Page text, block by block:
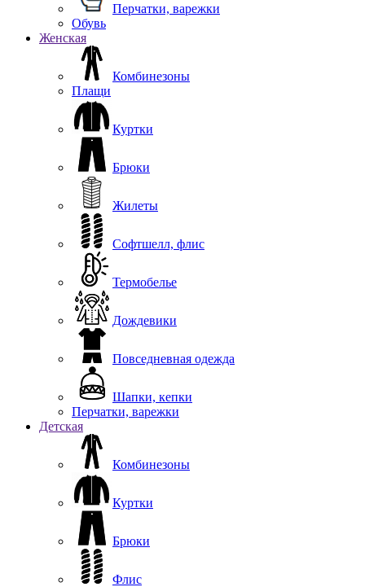
Перчатки, варежки
Обувь
Женская
Комбинезоны
Плащи
Куртки
Брюки
Жилеты
Софтшелл, флис
Термобелье
Дождевики
Повседневная одежда
Шапки, кепки
Перчатки, варежки
Детская
Комбинезоны
Куртки
Брюки
Флис